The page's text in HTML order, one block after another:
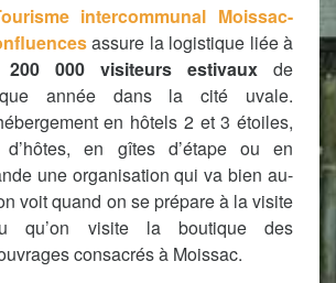
intercommunal Moissac-
assure la logistique liée à
200 000 visiteurs estivaux de
année dans la cité uvale.
en hôtels 2 et 3 étoiles,
en gîtes d’étape ou en
une organisation qui va bien au-
voit quand on se prépare à la visite
qu’on visite la boutique des
consacrés à Moissac.